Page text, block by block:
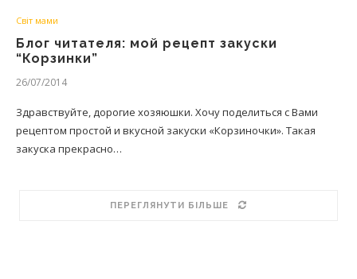
Світ мами
Блог читателя: мой рецепт закуски
“Корзинки”
26/07/2014
Здравствуйте, дорогие хозяюшки. Хочу поделиться с Вами
рецептом простой и вкусной закуски «Корзиночки». Такая
закуска прекрасно…
ПЕРЕГЛЯНУТИ БІЛЬШЕ